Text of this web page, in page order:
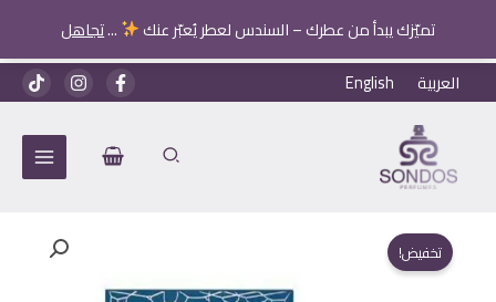
تميّزك يبدأ من عطرك – السندس لعطر يُعبّر عنك ...تجاهل
تخطي
إلى
العربية English
تخفيض!